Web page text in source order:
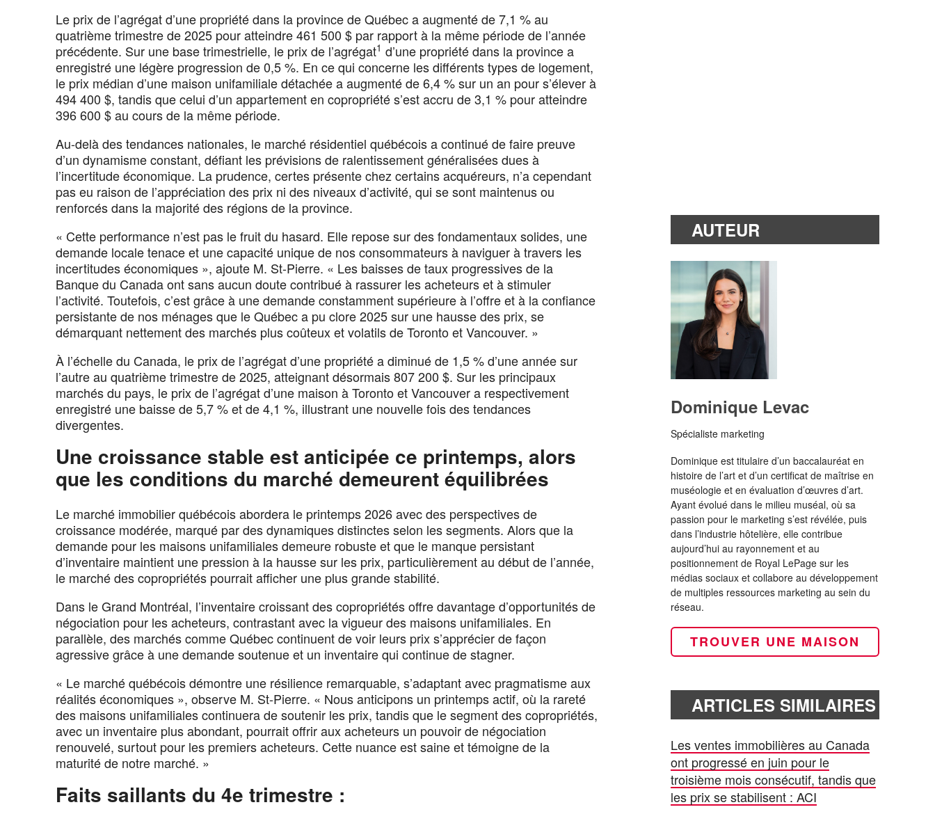
Le prix de l’agrégat d’une propriété dans la province de Québec a augmenté de 7,1 % au
quatrième trimestre de 2025 pour atteindre 461 500 $ par rapport à la même période de l’année
précédente. Sur une base trimestrielle, le prix de l’agrégat1 d’une propriété dans la province a
enregistré une légère progression de 0,5 %. En ce qui concerne les différents types de logement,
le prix médian d’une maison unifamiliale détachée a augmenté de 6,4 % sur un an pour s’élever à
494 400 $, tandis que celui d’un appartement en copropriété s’est accru de 3,1 % pour atteindre
396 600 $ au cours de la même période.
Au-delà des tendances nationales, le marché résidentiel québécois a continué de faire preuve
d’un dynamisme constant, défiant les prévisions de ralentissement généralisées dues à
l’incertitude économique. La prudence, certes présente chez certains acquéreurs, n’a cependant
pas eu raison de l’appréciation des prix ni des niveaux d’activité, qui se sont maintenus ou
renforcés dans la majorité des régions de la province.
« Cette performance n’est pas le fruit du hasard. Elle repose sur des fondamentaux solides, une
demande locale tenace et une capacité unique de nos consommateurs à naviguer à travers les
incertitudes économiques », ajoute M. St-Pierre. « Les baisses de taux progressives de la
Banque du Canada ont sans aucun doute contribué à rassurer les acheteurs et à stimuler
l’activité. Toutefois, c’est grâce à une demande constamment supérieure à l’offre et à la confiance
persistante de nos ménages que le Québec a pu clore 2025 sur une hausse des prix, se
démarquant nettement des marchés plus coûteux et volatils de Toronto et Vancouver. »
À l’échelle du Canada, le prix de l’agrégat d’une propriété a diminué de 1,5 % d’une année sur
l’autre au quatrième trimestre de 2025, atteignant désormais 807 200 $. Sur les principaux
marchés du pays, le prix de l’agrégat d’une maison à Toronto et Vancouver a respectivement
enregistré une baisse de 5,7 % et de 4,1 %, illustrant une nouvelle fois des tendances
divergentes.
Une croissance stable est anticipée ce printemps, alors
que les conditions du marché demeurent équilibrées
Le marché immobilier québécois abordera le printemps 2026 avec des perspectives de
croissance modérée, marqué par des dynamiques distinctes selon les segments. Alors que la
demande pour les maisons unifamiliales demeure robuste et que le manque persistant
d’inventaire maintient une pression à la hausse sur les prix, particulièrement au début de l’année,
le marché des copropriétés pourrait afficher une plus grande stabilité.
Dans le Grand Montréal, l’inventaire croissant des copropriétés offre davantage d’opportunités de
négociation pour les acheteurs, contrastant avec la vigueur des maisons unifamiliales. En
parallèle, des marchés comme Québec continuent de voir leurs prix s’apprécier de façon
agressive grâce à une demande soutenue et un inventaire qui continue de stagner.
« Le marché québécois démontre une résilience remarquable, s’adaptant avec pragmatisme aux
réalités économiques », observe M. St-Pierre. « Nous anticipons un printemps actif, où la rareté
des maisons unifamiliales continuera de soutenir les prix, tandis que le segment des copropriétés,
avec un inventaire plus abondant, pourrait offrir aux acheteurs un pouvoir de négociation
renouvelé, surtout pour les premiers acheteurs. Cette nuance est saine et témoigne de la
maturité de notre marché. »
Faits saillants du 4e trimestre :
AUTEUR
Dominique Levac
Spécialiste marketing
Dominique est titulaire d’un baccalauréat en
histoire de l’art et d’un certificat de maîtrise en
muséologie et en évaluation d’œuvres d’art.
Ayant évolué dans le milieu muséal, où sa
passion pour le marketing s’est révélée, puis
dans l’industrie hôtelière, elle contribue
aujourd’hui au rayonnement et au
positionnement de Royal LePage sur les
médias sociaux et collabore au développement
de multiples ressources marketing au sein du
réseau.
TROUVER UNE MAISON
ARTICLES SIMILAIRES
Les ventes immobilières au Canada
ont progressé en juin pour le
troisième mois consécutif, tandis que
les prix se stabilisent : ACI